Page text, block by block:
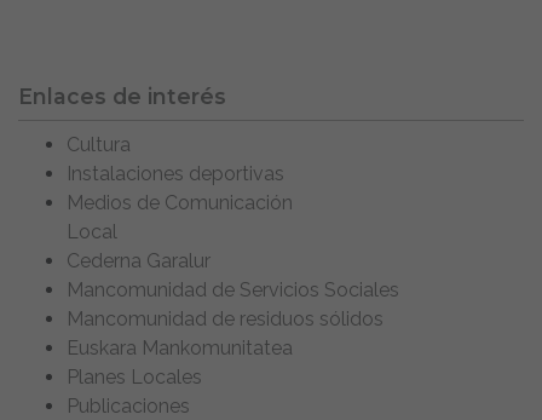
Enlaces de interés
Cultura
Instalaciones deportivas
Medios de Comunicación
Local
Cederna Garalur
Mancomunidad de Servicios Sociales
Mancomunidad de residuos sólidos
Euskara Mankomunitatea
Planes Locales
Publicaciones